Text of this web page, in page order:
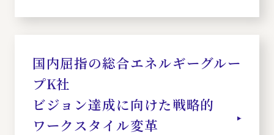
国内屈指の総合エネルギーグルー
プK社
ビジョン達成に向けた戦略的
ワークスタイル変革